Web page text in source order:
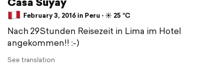
February 3, 2016 in Peru ⋅ ☀️ 25 °C
Nach 29Stunden Reisezeit in Lima im Hotel
angekommen!! :-)
See translation